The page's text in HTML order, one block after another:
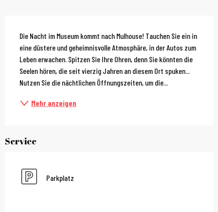
Beschreibung
Die Nacht im Museum kommt nach Mulhouse! Tauchen Sie ein in
eine düstere und geheimnisvolle Atmosphäre, in der Autos zum
Leben erwachen. Spitzen Sie Ihre Ohren, denn Sie könnten die
Seelen hören, die seit vierzig Jahren an diesem Ort spuken...
Nutzen Sie die nächtlichen Öffnungszeiten, um die...
Mehr anzeigen
Service
Parkplatz